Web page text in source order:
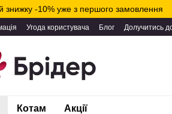
знижку -10% уже з першого замовлення
Угода користувача Блог Долучитись
Котам Акції